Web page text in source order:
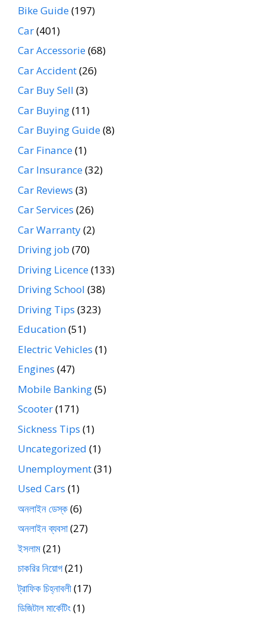
Bike Guide(197)
Car(401)
Car Accessorie(68)
Car Accident(26)
Car Buy Sell (3)
Car Buying(11)
Car Buying Guide(8)
Car Finance(1)
Car Insurance(32)
Car Reviews (3)
Car Services (26)
Car Warranty(2)
Driving job (70)
Driving Licence(133)
Driving School (38)
Driving Tips (323)
Education(51)
Electric Vehicles (1)
Engines (47)
Mobile Banking(5)
Scooter(171)
Sickness Tips (1)
Uncategorized (1)
Unemployment(31)
Used Cars (1)
অনলাইন ডেস্ক(6)
অনলাইন ব্যবসা(27)
ইসলাম(21)
চাকরির নিয়োগ(21)
ট্রাফিক চিহ্নাবলী(17)
ডিজিটাল মার্কেটিং(1)